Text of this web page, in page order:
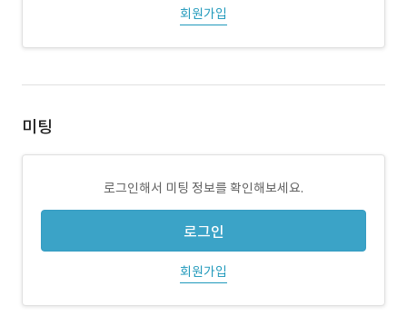
회원가입
미팅
로그인해서 미팅 정보를 확인해보세요.
로그인
회원가입